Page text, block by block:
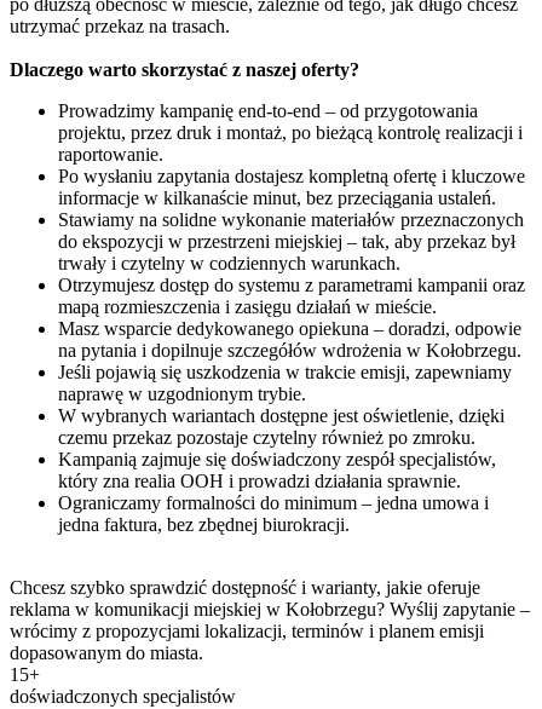
po dłuższą obecność w mieście, zależnie od tego, jak długo chcesz
utrzymać przekaz na trasach.
Dlaczego warto skorzystać z naszej oferty?
Prowadzimy kampanię end-to-end – od przygotowania
projektu, przez druk i montaż, po bieżącą kontrolę realizacji i
raportowanie.
Po wysłaniu zapytania dostajesz kompletną ofertę i kluczowe
informacje w kilkanaście minut, bez przeciągania ustaleń.
Stawiamy na solidne wykonanie materiałów przeznaczonych
do ekspozycji w przestrzeni miejskiej – tak, aby przekaz był
trwały i czytelny w codziennych warunkach.
Otrzymujesz dostęp do systemu z parametrami kampanii oraz
mapą rozmieszczenia i zasięgu działań w mieście.
Masz wsparcie dedykowanego opiekuna – doradzi, odpowie
na pytania i dopilnuje szczegółów wdrożenia w Kołobrzegu.
Jeśli pojawią się uszkodzenia w trakcie emisji, zapewniamy
naprawę w uzgodnionym trybie.
W wybranych wariantach dostępne jest oświetlenie, dzięki
czemu przekaz pozostaje czytelny również po zmroku.
Kampanią zajmuje się doświadczony zespół specjalistów,
który zna realia OOH i prowadzi działania sprawnie.
Ograniczamy formalności do minimum – jedna umowa i
jedna faktura, bez zbędnej biurokracji.
Chcesz szybko sprawdzić dostępność i warianty, jakie oferuje
reklama w komunikacji miejskiej w Kołobrzegu? Wyślij zapytanie –
wrócimy z propozycjami lokalizacji, terminów i planem emisji
dopasowanym do miasta.
15+
doświadczonych specjalistów